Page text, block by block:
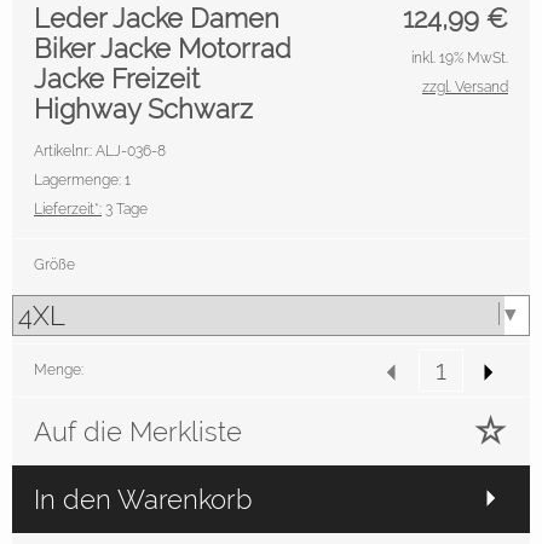
124,99 €
Leder Jacke Damen
Biker Jacke Motorrad
Jacke Freizeit
Highway Schwarz
Artikelnr.: ALJ-036-8
Lagermenge: 1
Lieferzeit*: 3 Tage
inkl. 19% MwSt.
zzgl. Versand
Größe
Menge:
Auf die Merkliste
In den Warenkorb